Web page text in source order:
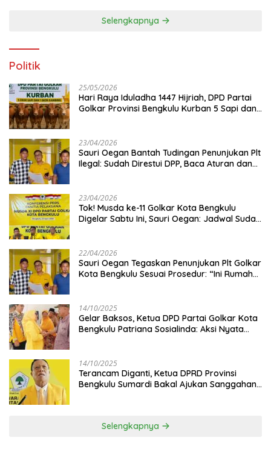
Selengkapnya
Politik
25/05/2026
Hari Raya Iduladha 1447 Hijriah, DPD Partai
Golkar Provinsi Bengkulu Kurban 5 Sapi dan 1
23/04/2026
Sauri Oegan Bantah Tudingan Penunjukan Plt
Ilegal: Sudah Direstui DPP, Baca Aturan dan
23/04/2026
‎Tok! Musda ke-11 Golkar Kota Bengkulu
Digelar Sabtu Ini, Sauri Oegan: Jadwal Sudah
22/04/2026
Sauri Oegan Tegaskan Penunjukan Plt Golkar
Kota Bengkulu Sesuai Prosedur: “Ini Rumah
14/10/2025
‎Gelar Baksos, Ketua DPD Partai Golkar Kota
Bengkulu Patriana Sosialinda: Aksi Nyata
14/10/2025
Terancam Diganti, Ketua DPRD Provinsi
Bengkulu Sumardi Bakal Ajukan Sanggahan
Selengkapnya